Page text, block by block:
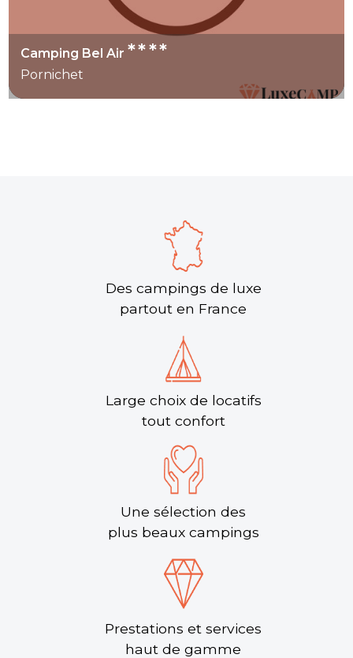
Camping Bel Air****
Pornichet
Des campings de luxe
partout en France
Large choix de locatifs
tout confort
Une sélection des
plus beaux campings
Prestations et services
haut de gamme